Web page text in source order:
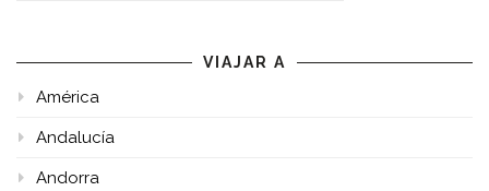
VIAJAR A
América
Andalucía
Andorra